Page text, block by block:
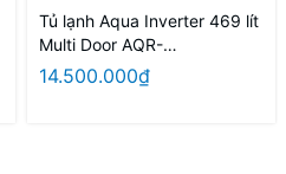
Tủ lạnh Aqua Inverter 469 lít
Multi Door AQR-
M536XA(GB)
14.500.000₫